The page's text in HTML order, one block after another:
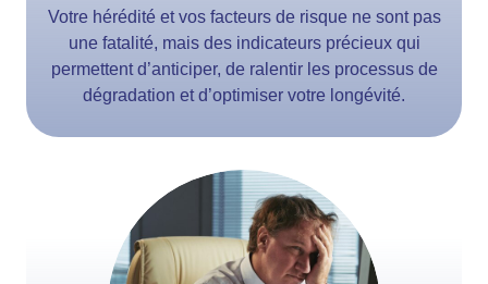
Votre hérédité et vos facteurs de risque ne sont pas
une fatalité, mais des indicateurs précieux qui
permettent d’anticiper, de ralentir les processus de
dégradation et d’optimiser votre longévité.